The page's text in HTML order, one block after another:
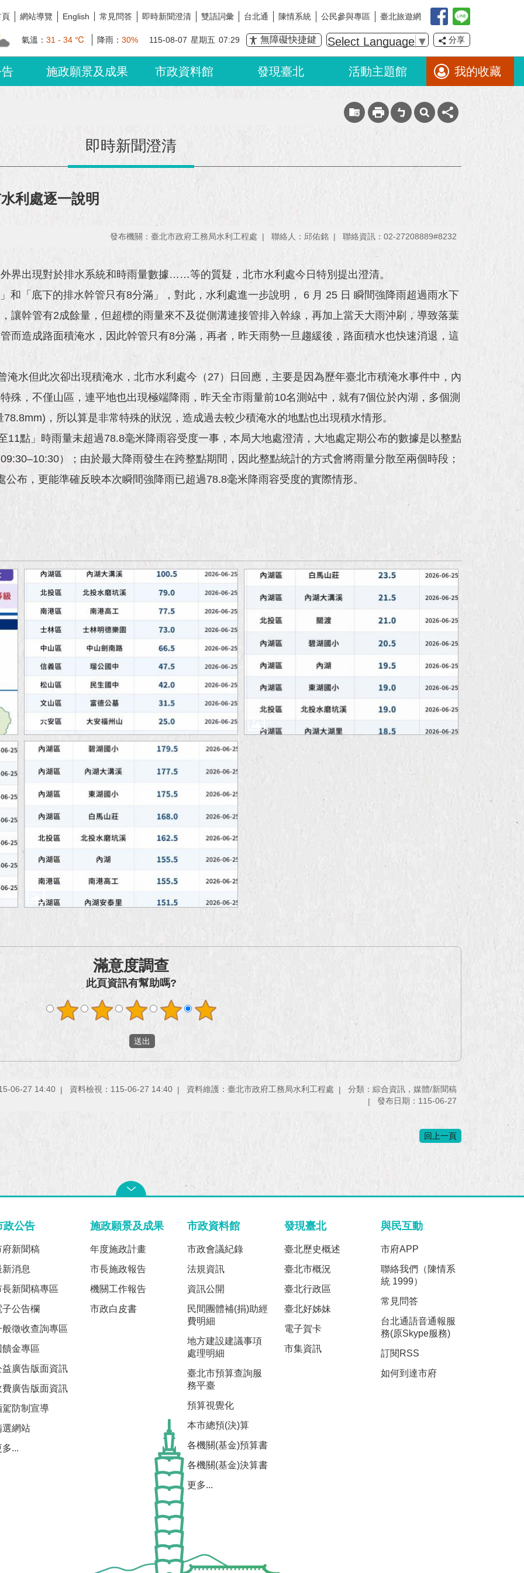
頁 網站導覽 English 常見問答 即時新聞澄清 雙語詞彙 台北通 陳情系統 公民參與專區 臺北旅遊網
氣溫： 31 - 34 ℃ 降雨： 30% 115-08-07 星期五 07:29 無障礙快捷鍵 Select Language ▼ 分享
施政願景及成果 市政資料館 發現臺北 活動主題館 我的收藏
即時新聞澄清
利處逐一說明
發布機關：臺北市政府工務局水利工程處 聯絡人：邱佑銘 聯絡資訊：02-27208889#8232
出現對於排水系統和時雨量數據……等的質疑，北市水利處今日特別提出澄清。
「底下的排水幹管只有8分滿」，對此，水利處進一步說明， 6 月 25 日 瞬間強降雨超過雨水下
讓幹管有2成餘量，但超標的雨量來不及從側溝連接管排入幹線，再加上當天大雨沖刷，導致落葉
而造成路面積淹水，因此幹管只有8分滿，再者，昨天雨勢一旦趨緩後，路面積水也快速消退，這
但此次卻出現積淹水，北市水利處今（27）日回應，主要是因為歷年臺北市積淹水事件中，內
殊，不僅山區，連平地也出現極端降雨，昨天全市雨量前10名測站中，就有7個位於內湖，多個測
，所以算是非常特殊的狀況，造成過去較少積淹水的地點也出現積水情形。
」時雨量未超過78.8毫米降雨容受度一事，本局大地處澄清，大地處定期公布的數據是以整點
）；由於最大降雨發生在跨整點期間，因此整點統計的方式會將雨量分散至兩個時段；
布，更能準確反映本次瞬間強降雨已超過78.8毫米降雨容受度的實際情形。
滿意度調查
此頁資訊有幫助嗎?
06-27 14:40 資料檢視：115-06-27 14:40 資料維護：臺北市政府工務局水利工程處
分類：綜合資訊，媒體/新聞稿
發布日期：115-06-27
回上一頁
政公告
府新聞稿
新消息
長新聞稿專區
子公告欄
般徵收查詢專區
饋金專區
益廣告版面資訊
費廣告版面資訊
駕防制宣導
選網站
多...
施政願景及成果
年度施政計畫
市長施政報告
機關工作報告
市政白皮書
市政資料館
市政會議紀錄
法規資訊
資訊公開
民間團體補(捐)助經
費明細
地方建設建議事項
處理明細
臺北市預算查詢服
務平臺
預算視覺化
本市總預(決)算
各機關(基金)預算書
各機關(基金)決算書
更多...
發現臺北
臺北歷史概述
臺北市概況
臺北行政區
臺北好姊妹
電子賀卡
市集資訊
與民互動
市府APP
聯絡我們（陳情系
統 1999）
常見問答
台北通語音通報服
務(原Skype服務)
訂閱RSS
如何到達市府